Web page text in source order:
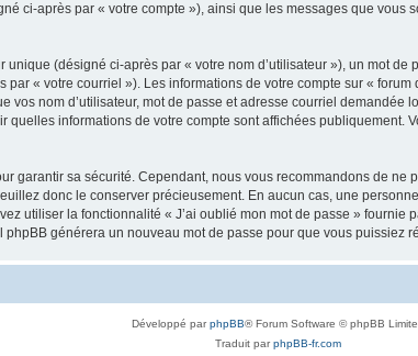
ci-après par « votre compte »), ainsi que les messages que
unique (désigné ci-après par « votre nom d’utilisateur »), un mot
« votre courriel »). Les informations de votre compte sur «
vos nom d’utilisateur, mot de passe et adresse courriel demandée
quelles informations de votre compte sont affichées
garantir sa sécurité. Cependant, nous vous recommandons de ne
donc le conserver précieusement. En aucun cas, une
utiliser la fonctionnalité « J’ai oublié mon mot de passe »
générera un nouveau mot de passe pour que vous puissiez
Développé parphpBB® Forum Software © phpBB
Traduit parphpBB-fr.com